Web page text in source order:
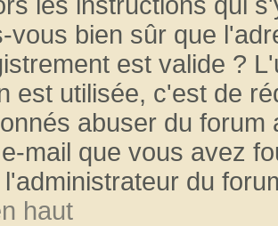
vous bien sûr que
est valide ?
est utilisée, c'est de
abuser du
mail que vous avez
du
haut